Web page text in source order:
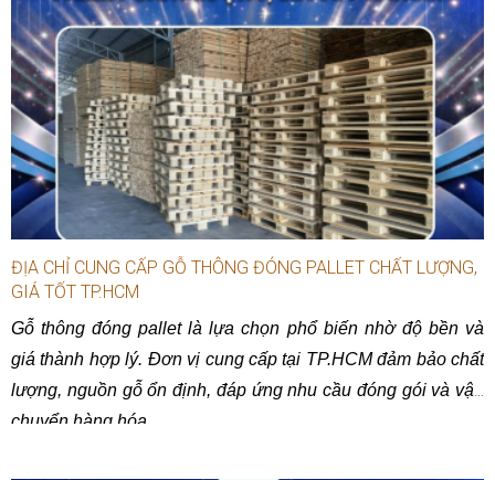
ĐỊA CHỈ CUNG CẤP GỖ THÔNG ĐÓNG PALLET CHẤT LƯỢNG,
GIÁ TỐT TP.HCM
Gỗ thông đóng pallet là lựa chọn phổ biến nhờ độ bền và
giá thành hợp lý. Đơn vị cung cấp tại TP.HCM đảm bảo chất
lượng, nguồn gỗ ổn định, đáp ứng nhu cầu đóng gói và vận
chuyển hàng hóa.